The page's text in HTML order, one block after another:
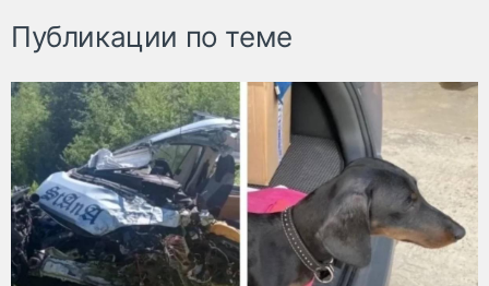
Публикации по теме